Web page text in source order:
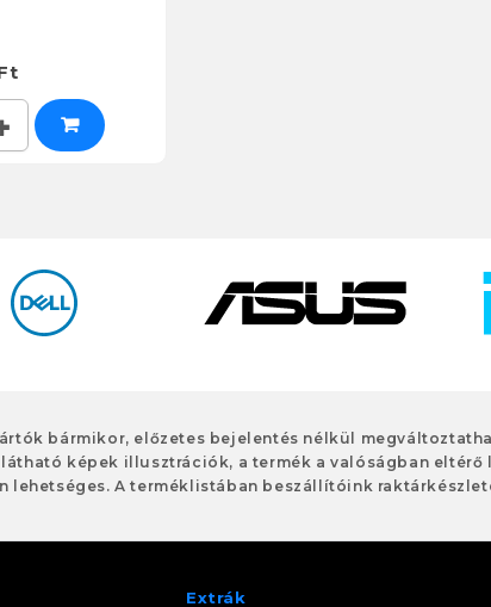
bármikor, előzetes bejelentés nélkül
képek illusztrációk, a termék a valóságban eltérő
lehetséges. A terméklistában beszállítóink
Extrák